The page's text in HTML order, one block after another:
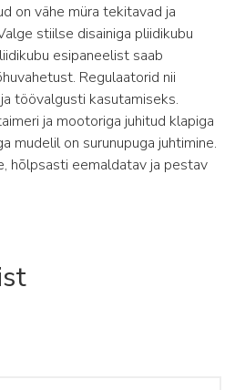
on vähe müra tekitavad ja
stiilse disainiga pliidikubu
esipaneelist saab
Regulaatorid nii
töövalgusti kasutamiseks.
ja mootoriga juhitud klapiga
mudelil on surunupuga juhtimine.
hõlpsasti eemaldatav ja pestav